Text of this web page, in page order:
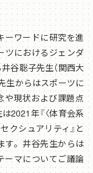
ワードに研究を進
ツにおけるジェンダ
谷聡子先生（関西大
生からはスポーツに
や現状および課題点
2021年『〈体育会系
クシュアリティ』と
す。井谷先生からは
ーマについてご議論